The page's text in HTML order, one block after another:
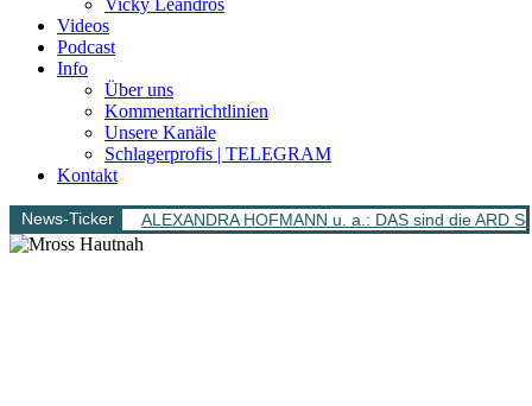
Vicky Leandros
Videos
Podcast
Info
Über uns
Kommentarrichtlinien
Unsere Kanäle
Schlagerprofis | TELEGRAM
Kontakt
News-Ticker ALEXANDRA HOFMANN u. a.: DAS sind die ARD